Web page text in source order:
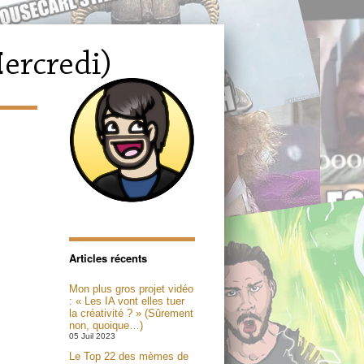
Articles récents
Mon plus gros projet vidéo
: « Les IA vont elles tuer
la créativité ? » (Sûrement
non, quoique…)
05 Juil 2023
Le Top 22 des mèmes de